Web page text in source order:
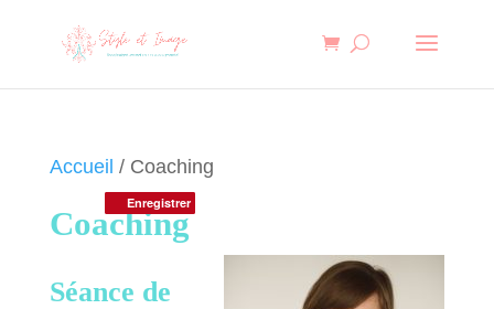
Accueil / Coaching
Coaching
Séance de
Enregistrer
Enregistrer